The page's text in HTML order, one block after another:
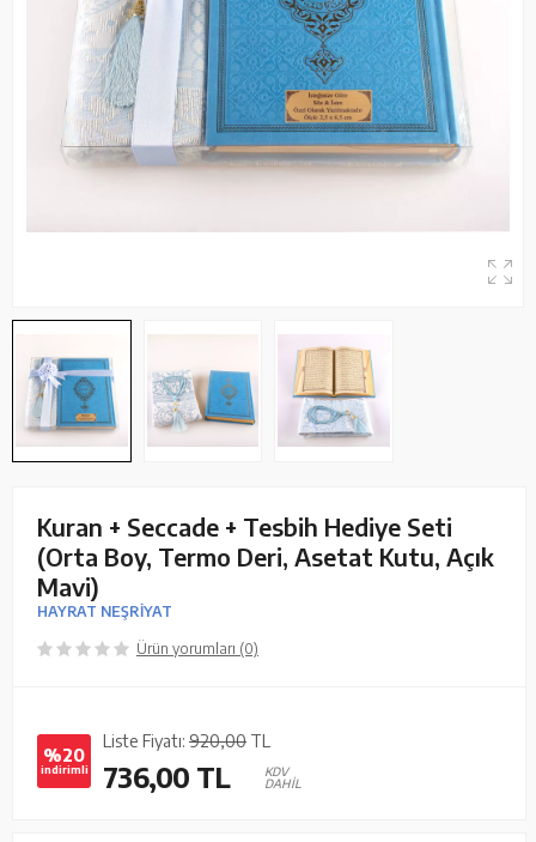
Kuran + Seccade + Tesbih Hediye Seti
(Orta Boy, Termo Deri, Asetat Kutu, Açık
Mavi)
HAYRAT NEŞRİYAT
Ürün yorumları (0)
%20
indirimli
Liste Fiyatı: 920,00 TL
736,00 TL
KDV
DAHİL